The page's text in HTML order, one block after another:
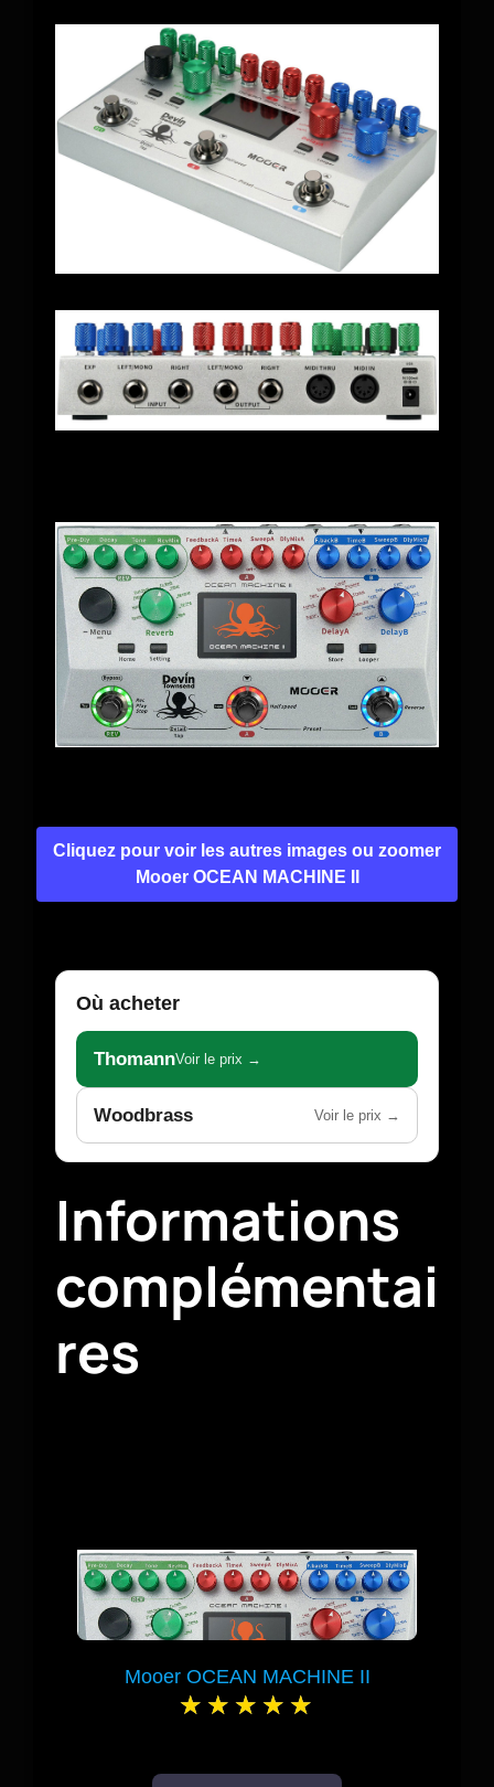
Cliquez pour voir les autres images ou zoomer
Mooer OCEAN MACHINE II
Où acheter
ThomannVoir le prix →
Woodbrass Voir le prix →
Informations
complémentai
res
Mooer OCEAN MACHINE II